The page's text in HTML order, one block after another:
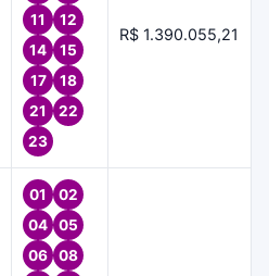
11
12
14
15
17
18
21
22
23
R$ 1.390.055,21
01
02
04
05
06
08